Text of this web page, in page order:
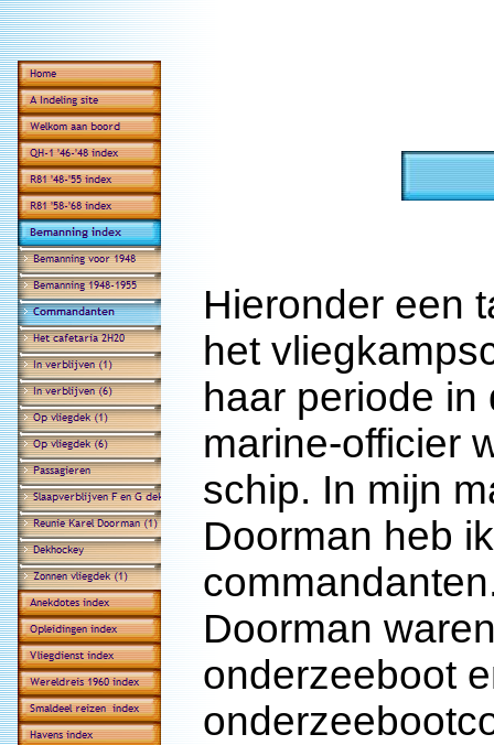
Hieronder een
het
haar periode
marine-officier
schip. In mijn
Doorman heb
Doorman
onderzeeboot